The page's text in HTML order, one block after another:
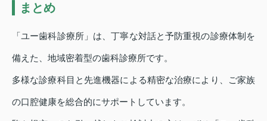
まとめ
「ユー歯科診療所」は、丁寧な対話と予防重視の診療体制を
備えた、地域密着型の歯科診療所です。
多様な診療科目と先進機器による精密な治療により、ご家族
の口腔健康を総合的にサポートしています。